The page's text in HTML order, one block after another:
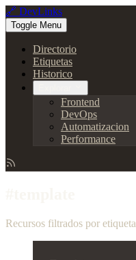
🔗 DevLinks
Toggle Menu
Directorio
Etiquetas
Historico
Frontend
DevOps
Automatizacion
Performance
Recursos filtrados por etiqueta